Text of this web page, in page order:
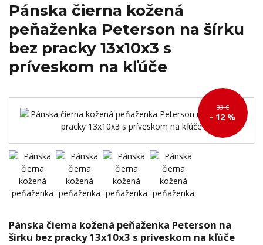
Pánska čierna kožená
peňaženka Peterson na šírku
bez pracky 13x10x3 s
príveskom na kľúče
33 €
- 12 %
Pánska čierna kožená peňaženka Peterson na
šírku bez pracky 13x10x3 s príveskom na kľúče